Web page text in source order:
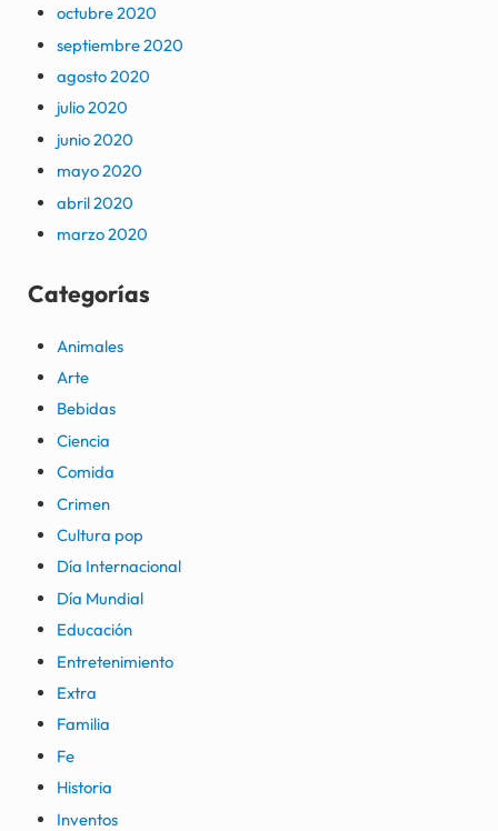
octubre 2020
septiembre 2020
agosto 2020
julio 2020
junio 2020
mayo 2020
abril 2020
marzo 2020
Categorías
Animales
Arte
Bebidas
Ciencia
Comida
Crimen
Cultura pop
Día Internacional
Día Mundial
Educación
Entretenimiento
Extra
Familia
Fe
Historia
Inventos